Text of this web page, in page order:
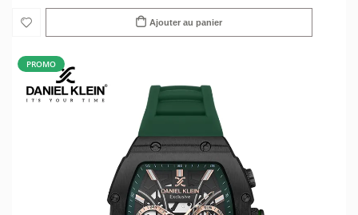
Ajouter au panier
PROMO